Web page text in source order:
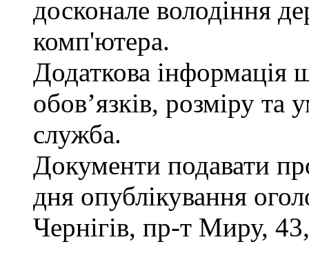
досконале володіння
комп'ютера.
Додаткова інформація
обов’язків, розміру та
служба.
Документи подавати
дня опублікування
Чернігів, пр-т Миру,